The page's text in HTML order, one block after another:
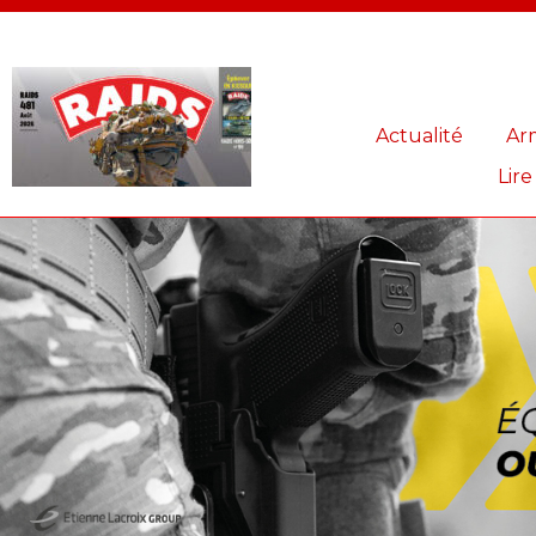
Actualité
Panneau de gestion des cookies